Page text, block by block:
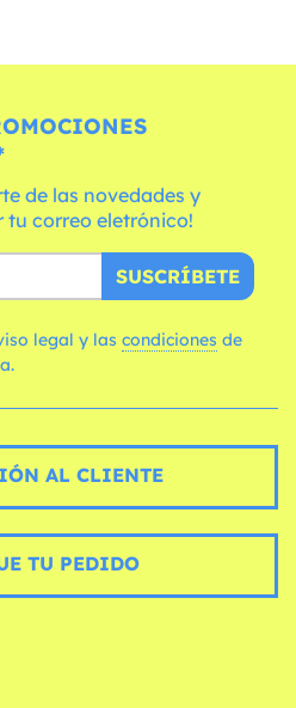
de las novedades y
tu correo eletrónico!
SUSCRÍBETE
legal y las condiciones
AL CLIENTE
TU PEDIDO